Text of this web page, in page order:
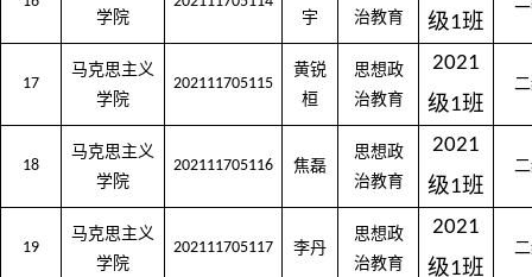
学院
宇
治教育
级1班
17
马克思主义
学院
202111705115
黄锐
桓
思想政
治教育
2021
级1班
18
马克思主义
学院
202111705116 焦磊
思想政
治教育
2021
级1班
19
马克思主义
学院
202111705117 李丹
思想政
治教育
2021
级1班